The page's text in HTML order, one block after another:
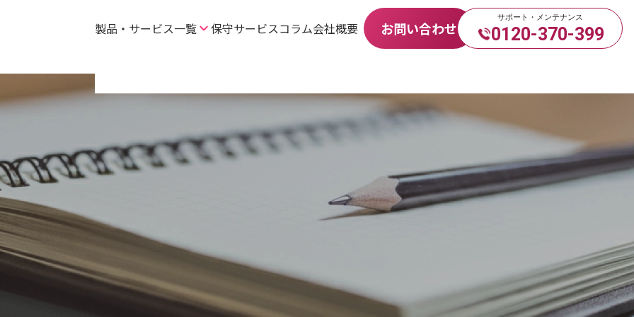
製品・サービス一覧 保守サービスコラム会社概要 お問い合わせ
サポート・メンテナンス
0120-370-399